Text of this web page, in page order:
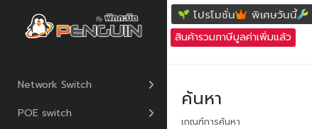
โปรโมชั่น พิเศษวันนี้
สินค้ารวมภาษีมูลค่าเพิ่มแล้ว
Network Switch
POE switch
ค้นหา
เกณฑ์การค้นหา